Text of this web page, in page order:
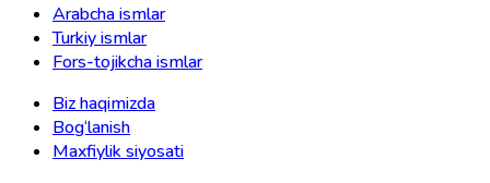
Arabcha ismlar
Turkiy ismlar
Fors-tojikcha ismlar
Biz haqimizda
Bog‘lanish
Maxfiylik siyosati